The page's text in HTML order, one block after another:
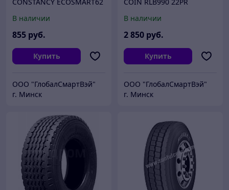
В наличии
855 руб.
Купить
ООО "ГлобалСмартВэй"
г. Минск
В наличии
2 850 руб.
Купить
ООО "ГлобалСмартВэй"
г. Минск